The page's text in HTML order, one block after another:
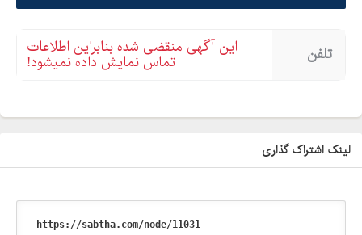
تلفن این آگهی منقضی شده بنابراین اطلاعات
تماس نمایش داده نمیشود!
لینک اشتراک گذاری